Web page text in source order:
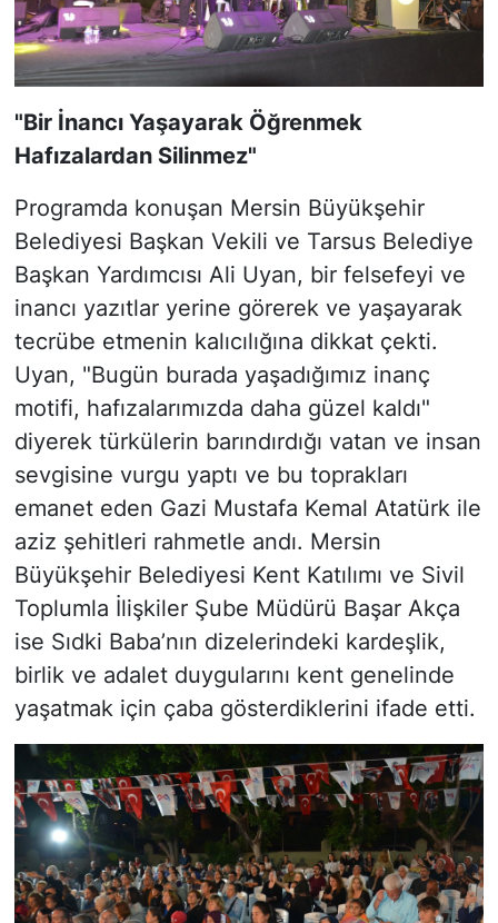
"Bir İnancı Yaşayarak Öğrenmek
Hafızalardan Silinmez"
Programda konuşan Mersin Büyükşehir
Belediyesi Başkan Vekili ve Tarsus Belediye
Başkan Yardımcısı Ali Uyan, bir felsefeyi ve
inancı yazıtlar yerine görerek ve yaşayarak
tecrübe etmenin kalıcılığına dikkat çekti.
Uyan, "Bugün burada yaşadığımız inanç
motifi, hafızalarımızda daha güzel kaldı"
diyerek türkülerin barındırdığı vatan ve insan
sevgisine vurgu yaptı ve bu toprakları
emanet eden Gazi Mustafa Kemal Atatürk ile
aziz şehitleri rahmetle andı. Mersin
Büyükşehir Belediyesi Kent Katılımı ve Sivil
Toplumla İlişkiler Şube Müdürü Başar Akça
ise Sıdki Baba’nın dizelerindeki kardeşlik,
birlik ve adalet duygularını kent genelinde
yaşatmak için çaba gösterdiklerini ifade etti.